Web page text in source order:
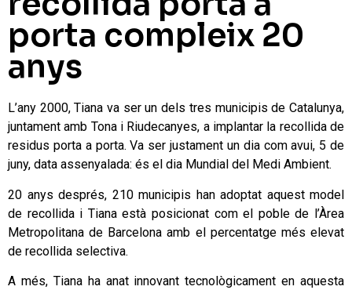
porta compleix 20
anys
L’any 2000, Tiana va ser un dels tres municipis de Catalunya,
juntament amb Tona i Riudecanyes, a implantar la recollida de
residus porta a porta. Va ser justament un dia com avui, 5 de
juny, data assenyalada: és el dia Mundial del Medi Ambient.
20 anys després, 210 municipis han adoptat aquest model
de recollida i Tiana està posicionat com el poble de l’Àrea
Metropolitana de Barcelona amb el percentatge més elevat
de recollida selectiva.
A més, Tiana ha anat innovant tecnològicament en aquesta